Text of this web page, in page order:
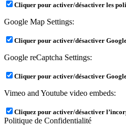
Cliquer pour activer/désactiver les
Google Map Settings:
Cliquer pour activer/désactiver
Google reCaptcha Settings:
Cliquer pour activer/désactiver
Vimeo and Youtube video embeds:
Cliquez pour activer/désactiver
Politique de Confidentialité